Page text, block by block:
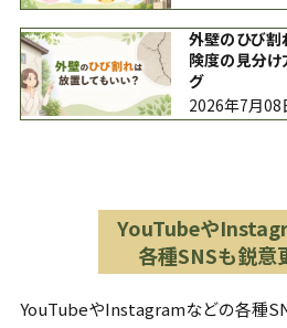
外壁のひび割
険度の見分け
グ
2026年7月08
YouTubeや
各種SNSも鋭意
YouTubeやInstagramなどの各種